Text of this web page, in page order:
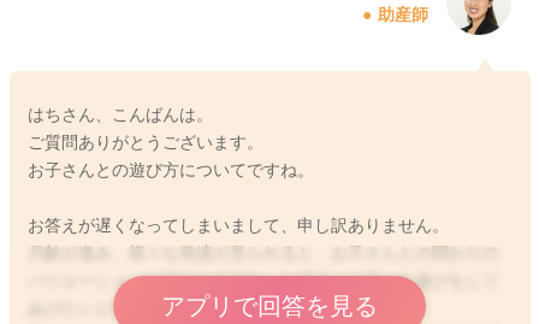
助産師
はちさん、こんばんは。
ご質問ありがとうございます。
お子さんとの遊び方についてですね。
お答えが遅くなってしまいまして、申し訳ありません。
月齢が進み、様々な発達が見られると、お子さんとの関わりの
バリエーションも広がりますね。お子さんに色々な遊びをして
あげたいというお気持ち、素晴らしいと思いますよ。
アプリで回答を見る